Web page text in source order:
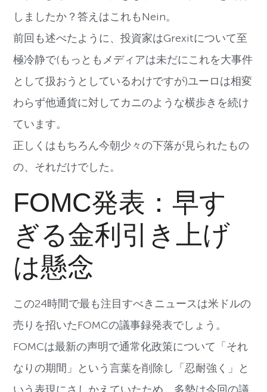
しましたか？答えはこれもNein。
前回も述べたように、投資家はGrexitについて至
極冷静で(もっともメディアは未だにこれを大事件
として扱おうとしているわけですが)ユーロは相変
わらず他通貨に対してカニのような横歩きを続け
ています。
正しくはもちろん今朝少々の下落が見られたもの
の、それだけでした。
FOMC発表：早す
ぎる金利引き上げ
は懸念
この24時間で最も注目すべきニュースは米ドルの
売りを招いたFOMCの議事録発表でしょう。
FOMCは最新の声明で通常化政策について「それ
なりの期間」という言葉を削除し「忍耐強く」と
いう表現にさしかえていたため、多勢は今回の議